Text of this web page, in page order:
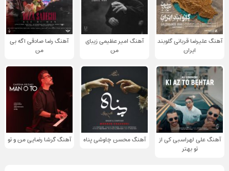
آهنگ علیرضا قربانی گلوبند
ایران
آهنگ امیر عظیمی زیبای
من
آهنگ رضا صادقی اگه بی
من
آهنگ علی لهراسبی کی از
تو ‌بهتر
آهنگ محسن چاوشی پناه آهنگ گرشا رضایی من و تو